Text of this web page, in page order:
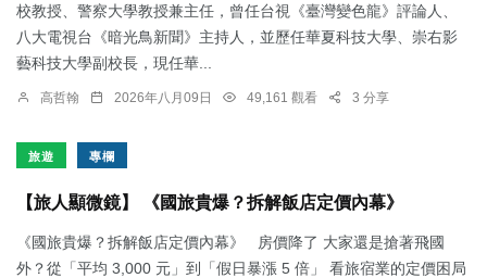
校教授、警察大學教授兼主任，曾任台視《臺灣變色龍》評論人、
八大電視台《暗光鳥新聞》主持人，並歷任華夏科技大學、崇右影
藝科技大學副校長，現任華...
高哲翰 2026年八月09日 49,161 觀看 3 分享
旅遊 專欄
【旅人顯微鏡】 《國旅貴爆？拆解飯店定價內幕》
《國旅貴爆？拆解飯店定價內幕》 房價降了 大家還是搶著飛國
外？從「平均 3,000 元」到「假日暴漲 5 倍」 看旅宿業的定價困局